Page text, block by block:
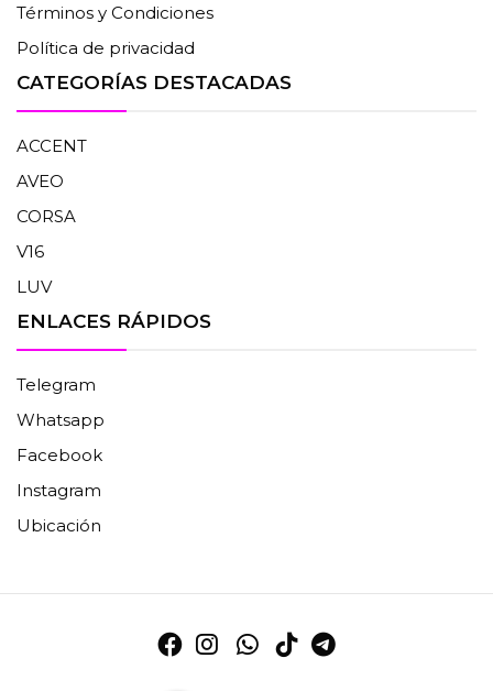
Términos y Condiciones
Política de privacidad
CATEGORÍAS DESTACADAS
ACCENT
AVEO
CORSA
V16
LUV
ENLACES RÁPIDOS
Telegram
Whatsapp
Facebook
Instagram
Ubicación